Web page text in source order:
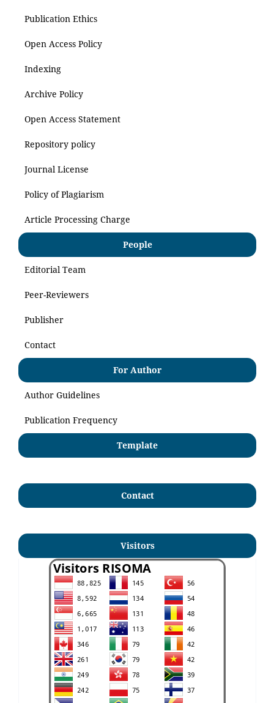
Publication Ethics
Open Access Policy
Indexing
Archive Policy
Open Access Statement
Repository policy
Journal License
Policy of Plagiarism
Article Processing Charge
People
Editorial Team
Peer-Reviewers
Publisher
Contact
For Author
Author Guidelines
Publication Frequency
Template
Contact
Visitors